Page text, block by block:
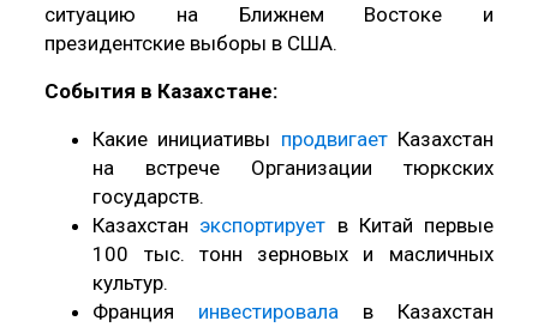
ситуацию на Ближнем Востоке и
президентские выборы в США.
События в Казахстане:
Какие инициативы продвигаетКазахстан
на встрече Организации тюркских
государств.
Казахстан экспортирует в Китай первые
100 тыс. тонн зерновых и масличных
культур.
Франция инвестировала в Казахстан